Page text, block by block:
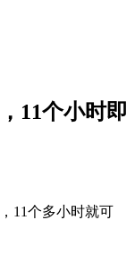
11个小时即
11个多小时就可